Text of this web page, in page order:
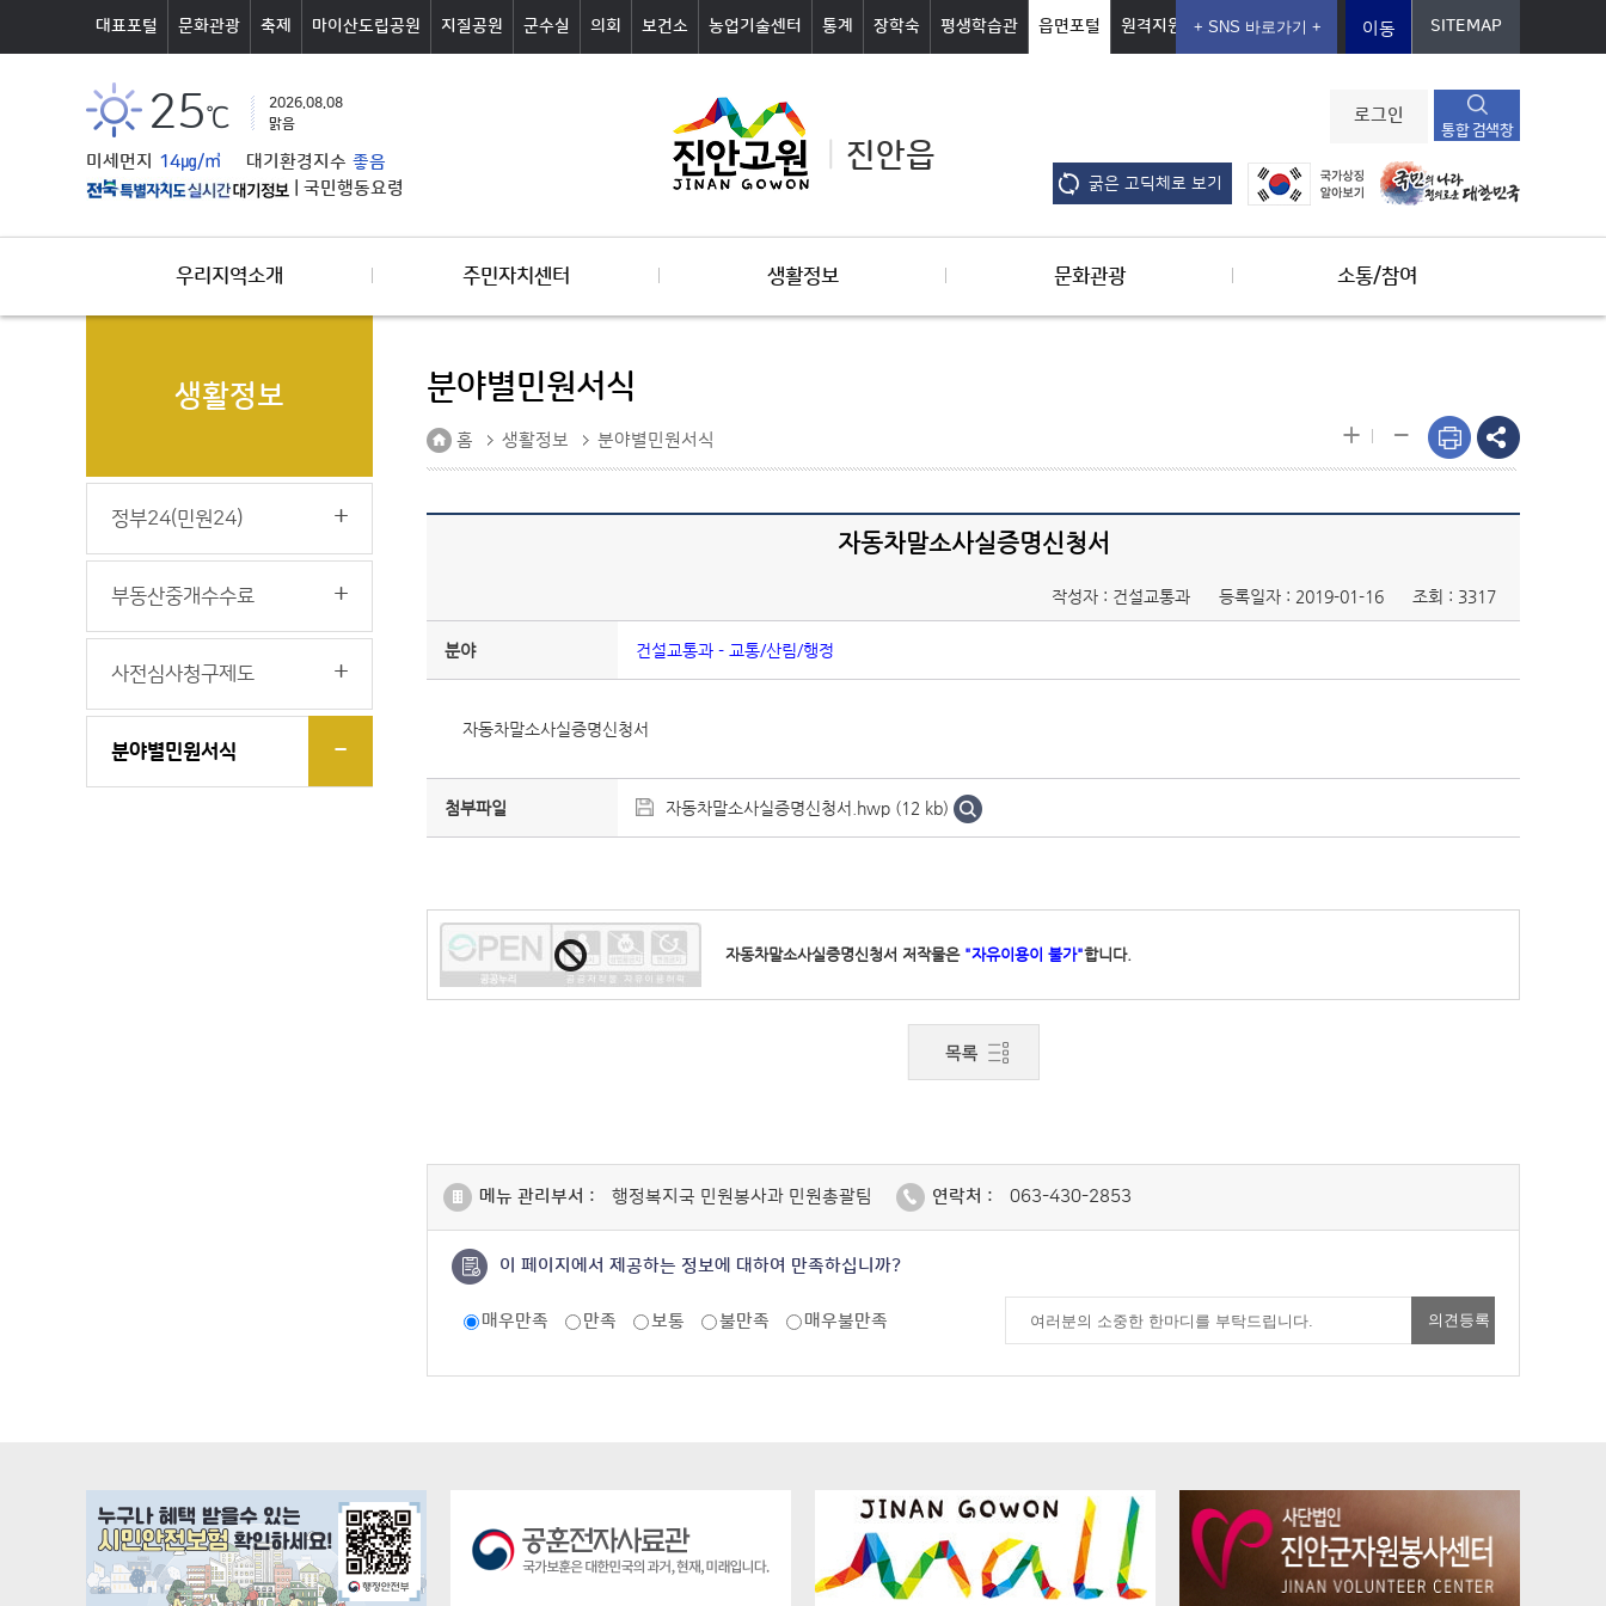
대표포털 문화관광 축제 마이산도립공원 지질공원 군수실 의회 보건소 농업기술센터 통계 장학숙 평생학습관 읍면포털 원격지원 이동 SITEMAP
25℃
2026.08.08
맑음
미세먼지 14㎍/㎥ 대기환경지수 좋음
국민행동요령
진안읍
로그인
통합 검색창
굵은 고딕체로 보기
우리지역소개 주민자치센터 생활정보 문화관광 소통/참여
생활정보
정부24(민원24)
부동산중개수수료
사전심사청구제도
분야별민원서식
분야별민원서식
홈 생활정보 분야별민원서식 + -
자동차말소사실증명신청서
작성자 : 건설교통과 등록일자 : 2019-01-16 조회 : 3317
분야 건설교통과 - 교통/산림/행정
자동차말소사실증명신청서
첨부파일 자동차말소사실증명신청서.hwp (12 kb)
자동차말소사실증명신청서 저작물은 "자유이용이 불가"합니다.
메뉴 관리부서 : 행정복지국 민원봉사과 민원총괄팀 연락처 : 063-430-2853
이 페이지에서 제공하는 정보에 대하여 만족하십니까?
매우만족 만족 보통 불만족 매우불만족